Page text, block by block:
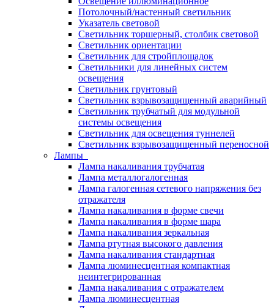
Потолочный/настенный светильник
Указатель световой
Светильник торшерный, столбик световой
Светильник ориентации
Светильник для стройплощадок
Светильники для линейных систем
освещения
Светильник грунтовый
Светильник взрывозащищенный аварийный
Светильник трубчатый для модульной
системы освещения
Светильник для освещения туннелей
Светильник взрывозащищенный переносной
Лампы
Лампа накаливания трубчатая
Лампа металлогалогенная
Лампа галогенная сетевого напряжения без
отражателя
Лампа накаливания в форме свечи
Лампа накаливания в форме шара
Лампа накаливания зеркальная
Лампа ртутная высокого давления
Лампа накаливания стандартная
Лампа люминесцентная компактная
неинтегрированная
Лампа накаливания с отражателем
Лампа люминесцентная